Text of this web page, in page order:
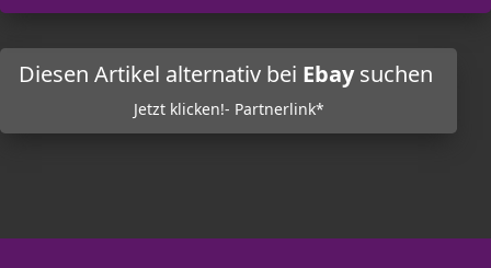
Diesen Artikel alternativ bei Ebaysuchen
Jetzt klicken!- Partnerlink*